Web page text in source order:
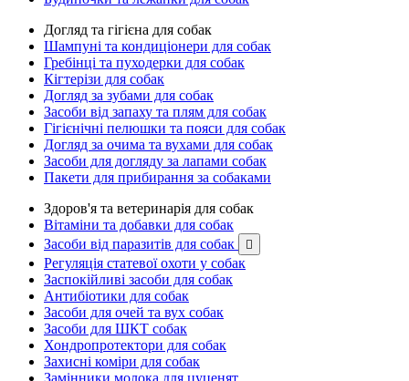
Догляд та гігієна для собак
Шампуні та кондиціонери для собак
Гребінці та пуходерки для собак
Кігтерізи для собак
Догляд за зубами для собак
Засоби від запаху та плям для собак
Гігієнічні пелюшки та пояси для собак
Догляд за очима та вухами для собак
Засоби для догляду за лапами собак
Пакети для прибирання за собаками
Здоров'я та ветеринарія для собак
Вітаміни та добавки для собак
Засоби від паразитів для собак

Регуляція статевої охоти у собак
Заспокійливі засоби для собак
Антибіотики для собак
Засоби для очей та вух собак
Засоби для ШКТ собак
Хондропротектори для собак
Захисні коміри для собак
Замінники молока для цуценят